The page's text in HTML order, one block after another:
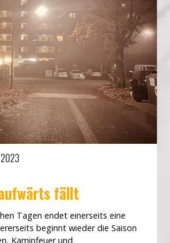
fällt
Tagen endet einerseits eine
beginnt wieder die Saison
Kaminfeuer und